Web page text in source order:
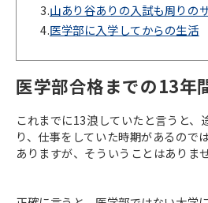
3.山あり谷ありの入試も周りの
4.医学部に入学してからの生活
医学部合格までの13年
これまでに13浪していたと言うと、
り、仕事をしていた時期があるので
ありますが、そういうことはありませ